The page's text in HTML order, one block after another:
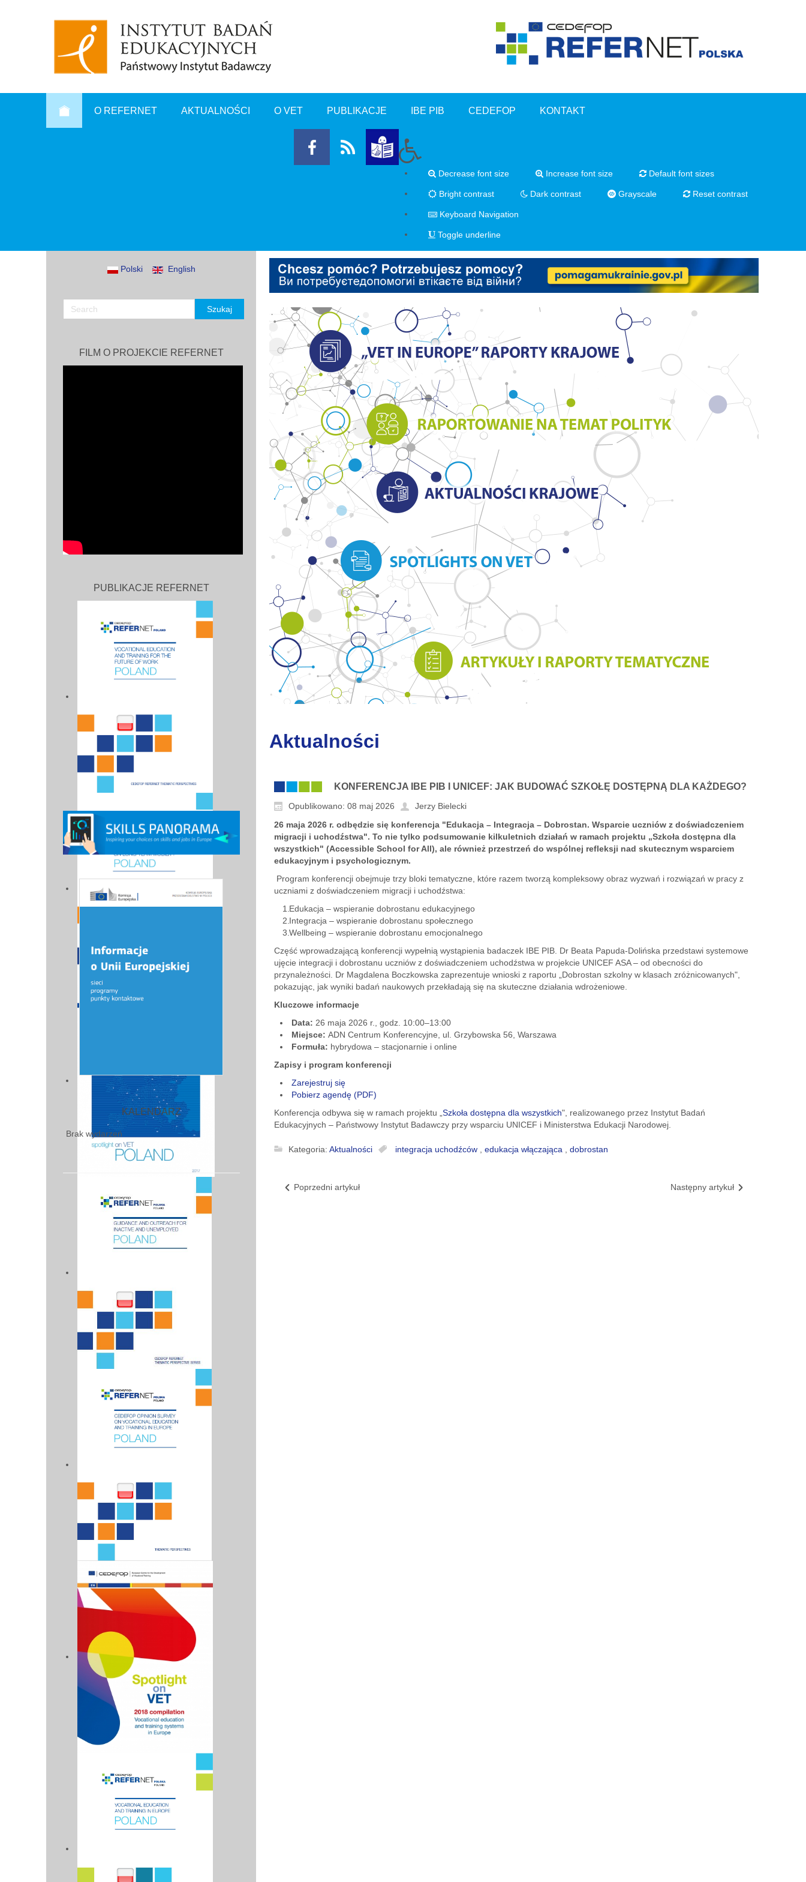
O REFERNET AKTUALNOŚCI O VET PUBLIKACJE IBE PIB CEDEFOP KONTAKT
Decrease font size Increase font size Default font sizes
Bright contrast Dark contrast Grayscale Reset contrast
Keyboard Navigation
Toggle underline
Polski English
FILM O PROJEKCIE REFERNET
PUBLIKACJE REFERNET
KALENDARZ
Brak wydarzeń
Aktualności
KONFERENCJA IBE PIB I UNICEF: JAK BUDOWAĆ SZKOŁĘ DOSTĘPNĄ DLA KAŻDEGO?
Opublikowano: 08 maj 2026
Jerzy Bielecki
26 maja 2026 r. odbędzie się konferencja "Edukacja – Integracja – Dobrostan. Wsparcie uczniów z doświadczeniem
migracji i uchodźstwa". To nie tylko podsumowanie kilkuletnich działań w ramach projektu „Szkoła dostępna dla
wszystkich" (Accessible School for All), ale również przestrzeń do wspólnej refleksji nad skutecznym wsparciem
edukacyjnym i psychologicznym.
Program konferencji obejmuje trzy bloki tematyczne, które razem tworzą kompleksowy obraz wyzwań i rozwiązań w pracy z
uczniami z doświadczeniem migracji i uchodźstwa:
Edukacja – wspieranie dobrostanu edukacyjnego
Integracja – wspieranie dobrostanu społecznego
Wellbeing – wspieranie dobrostanu emocjonalnego
Część wprowadzającą konferencji wypełnią wystąpienia badaczek IBE PIB. Dr Beata Papuda-Dolińska przedstawi systemowe
ujęcie integracji i dobrostanu uczniów z doświadczeniem uchodźstwa w projekcie UNICEF ASA – od obecności do
przynależności. Dr Magdalena Boczkowska zaprezentuje wnioski z raportu „Dobrostan szkolny w klasach zróżnicowanych",
pokazując, jak wyniki badań naukowych przekładają się na skuteczne działania wdrożeniowe.
Kluczowe informacje
Data: 26 maja 2026 r., godz. 10:00–13:00
Miejsce: ADN Centrum Konferencyjne, ul. Grzybowska 56, Warszawa
Formuła: hybrydowa – stacjonarnie i online
Zapisy i program konferencji
Zarejestruj się
Pobierz agendę (PDF)
Konferencja odbywa się w ramach projektu „ Szkoła dostępna dla wszystkich", realizowanego przez Instytut Badań
Edukacyjnych – Państwowy Instytut Badawczy przy wsparciu UNICEF i Ministerstwa Edukacji Narodowej.
Kategoria: Aktualności integracja uchodźców edukacja włączająca dobrostan
Poprzedni artykuł Następny artykuł